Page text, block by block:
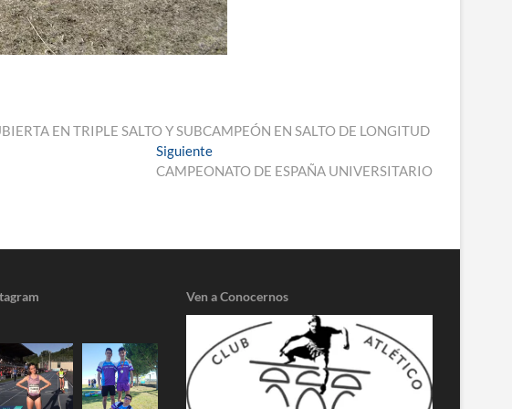
EN TRIPLE SALTO Y SUBCAMPEÓN EN SALTO DE LONGITUD
SiguienteEntrada
siguiente:
CAMPEONATO DE ESPAÑA UNIVERSITARIO
Ven a Conocernos